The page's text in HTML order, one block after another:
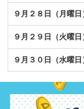
９月２８日（月曜日
９月２９日（火曜日
９月３０日（水曜日